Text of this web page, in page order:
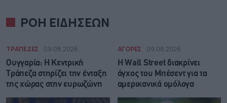
ΡΟΗ ΕΙΔΗΣΕΩΝ
ΤΡΑΠΕΖΕΣ 09.08.2026
Ουγγαρία: Η Κεντρική
Τράπεζα στηρίζει την ένταξη
της χώρας στην ευρωζώνη
ΑΓΟΡΕΣ 09.08.2026
Η Wall Street διακρίνει
άγχος του Μπέσεντ για τα
αμερικανικά ομόλογα